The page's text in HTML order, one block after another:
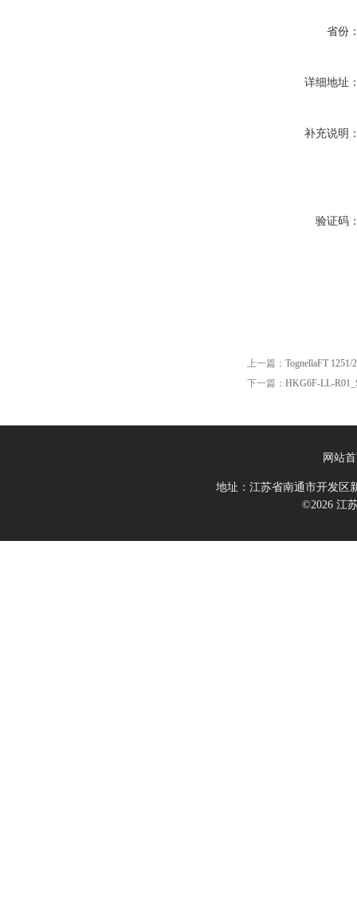
省份
详细地址
补充说明
验证码
上一篇： TognellaFT 1251/
下一篇： HKG6F-LL-
网站
地址：江苏省南通市开发区
©2026 江